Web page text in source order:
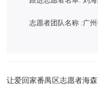
志愿者团队名称 :广州
让爱回家番禺区志愿者海